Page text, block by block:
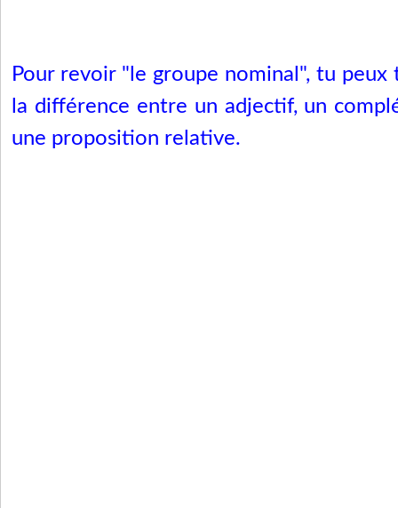
Pour revoir "le groupe nominal", tu
la différence entre un adjectif, un
une proposition relative.